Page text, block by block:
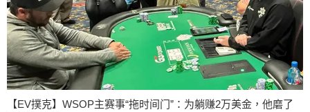
【EV撲克】WSOP主赛事“拖时间门”：为躺赚2万美金，他磨了